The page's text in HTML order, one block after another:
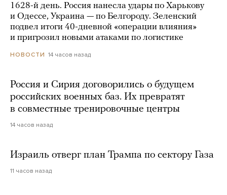
1628-й день. Россия нанесла удары по Харькову
и Одессе, Украина — по Белгороду. Зеленский
подвел итоги 40-дневной «операции влияния»
и пригрозил новыми атаками по логистике
НОВОСТИ 14 часов назад
Россия и Сирия договорились о будущем
российских военных баз. Их превратят
в совместные тренировочные центры
14 часов назад
Израиль отверг план Трампа по сектору Газа
11 часов назад